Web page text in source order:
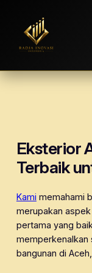
Skip
Eksterior
Terbaik
Kami memahami
merupakan
pertama yang
memperkenalkan
bangunan di